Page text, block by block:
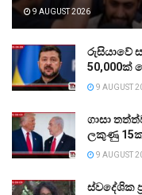
9 AUGUST 2026
රුසියාවේ
50,000ක්
9 AUGUST
ගාසා
ලකුණු 15ක
9 AUGUST
ස්වදේශික